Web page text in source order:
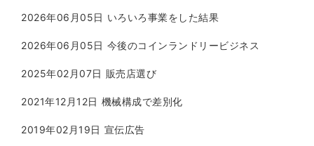
2026年06月05日 いろいろ事業をした結果
2026年06月05日 今後のコインランドリービジネス
2025年02月07日 販売店選び
2021年12月12日 機械構成で差別化
2019年02月19日 宣伝広告